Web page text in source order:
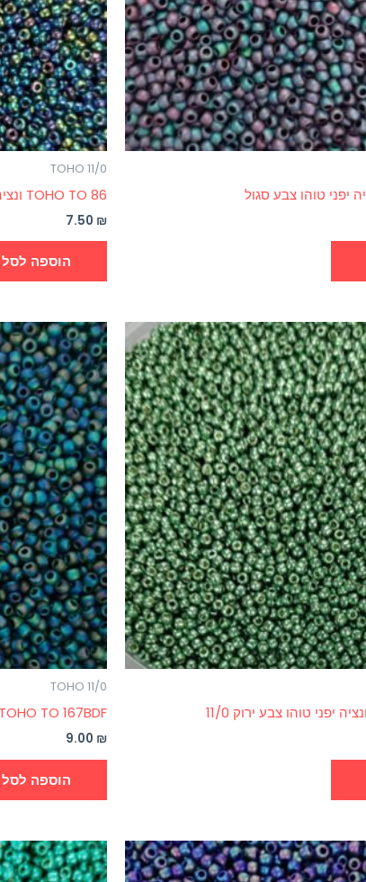
TOHO 11/0
TOHO TO 86 ונציה יפני טוהו צבע כחול מעורב 11/0
7.50 ₪
הוספה לסל
TOHO 11/0
TOHO TO 167BDF ונציה יפני טוהו צבע ירוק מעורב 11/0
9.00 ₪
הוספה לסל